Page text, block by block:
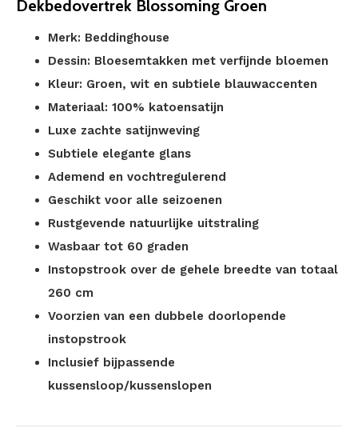
Dekbedovertrek Blossoming Groen
Merk: Beddinghouse
Dessin: Bloesemtakken met verfijnde bloemen
Kleur: Groen, wit en subtiele blauwaccenten
Materiaal: 100% katoensatijn
Luxe zachte satijnweving
Subtiele elegante glans
Ademend en vochtregulerend
Geschikt voor alle seizoenen
Rustgevende natuurlijke uitstraling
Wasbaar tot 60 graden
Instopstrook over de gehele breedte van totaal
260 cm
Voorzien van een dubbele doorlopende
instopstrook
Inclusief bijpassende
kussensloop/kussenslopen